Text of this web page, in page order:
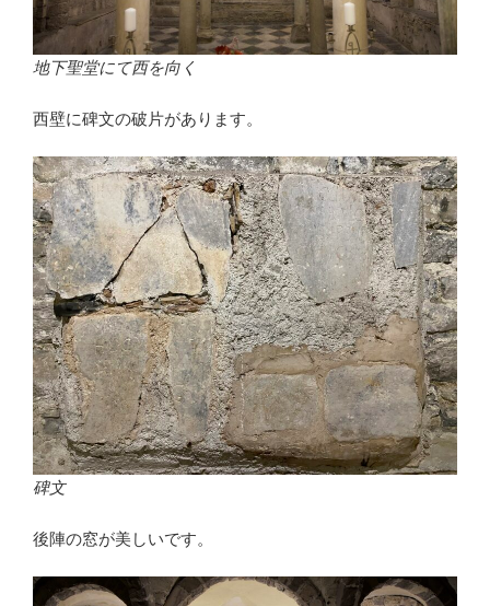
地下聖堂にて西を向く
西壁に碑文の破片があります。
碑文
後陣の窓が美しいです。